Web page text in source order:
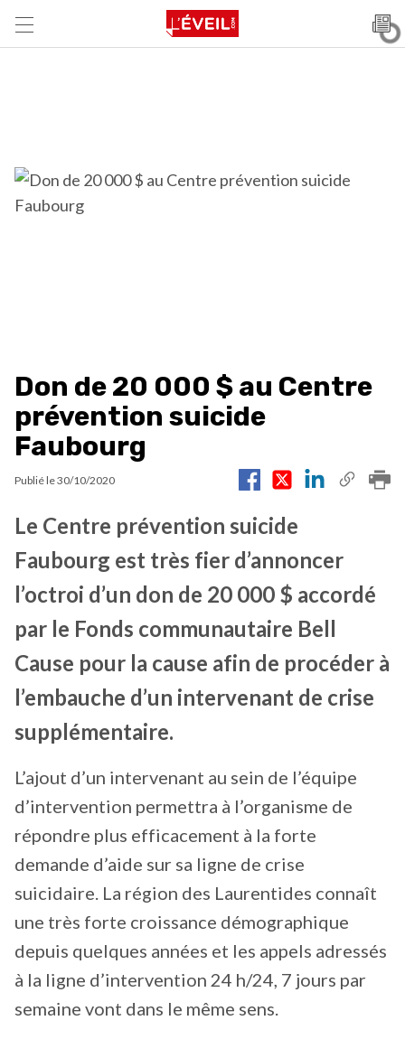
Don de 20 000 $ au Centre
prévention suicide
Faubourg
Publié le30/10/2020
Le Centre prévention suicide
Faubourg est très fier d’annoncer
l’octroi d’un don de 20 000 $ accordé
par le Fonds communautaire Bell
Cause pour la cause afin de procéder à
l’embauche d’un intervenant de crise
supplémentaire.
L’ajout d’un intervenant au sein de l’équipe
d’intervention permettra à l’organisme de
répondre plus efficacement à la forte
demande d’aide sur sa ligne de crise
suicidaire. La région des Laurentides connaît
une très forte croissance démographique
depuis quelques années et les appels adressés
à la ligne d’intervention 24 h/24, 7 jours par
semaine vont dans le même sens.